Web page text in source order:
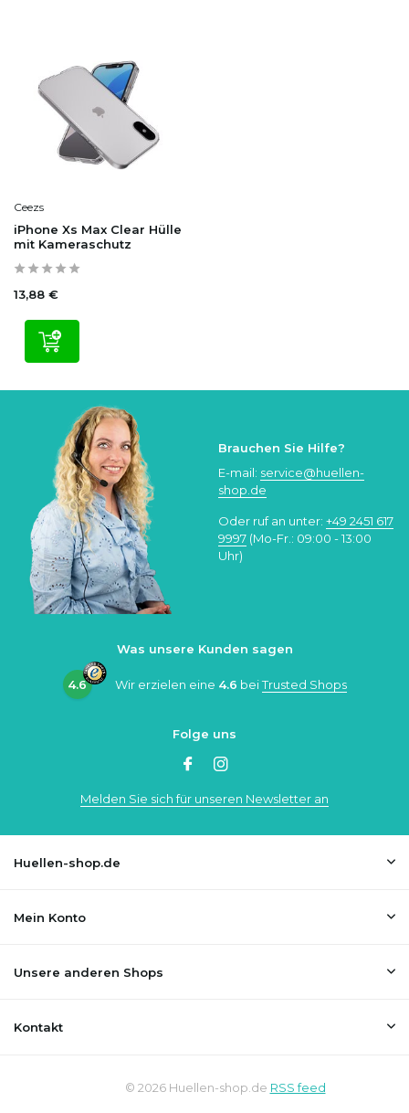
Ceezs
iPhone Xs Max Clear Hülle
mit Kameraschutz
13,88 €
Brauchen Sie Hilfe?
E-mail: service@huellen-
shop.de
Oder ruf an unter: +49 2451 617
9997 (Mo-Fr.: 09:00 - 13:00
Uhr)
Was unsere Kunden sagen
4.6 Wir erzielen eine 4.6 beiTrusted Shops
Folge uns
Melden Sie sich für unseren Newsletter an
Huellen-shop.de
Mein Konto
Unsere anderen Shops
Kontakt
© 2026 Huellen-shop.de RSS feed